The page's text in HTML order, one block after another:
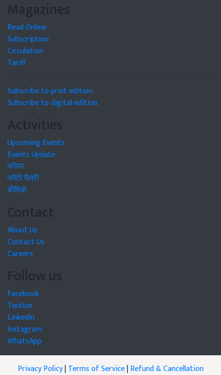
Magazines
Read Online
Subscription
Circulation
Tariff
Subscribe to print edition
Subscribe to digital edition
Activities
Upcoming Events
Events Update
फोरम
फोटो गैलरी
वीडियो
Contact
About Us
Contact Us
Careers
Follow us
Facebook
Twitter
LinkedIn
Instagram
WhatsApp
Privacy Policy|Terms of Service|Refund & Cancellation